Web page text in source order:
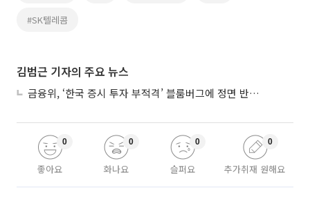
#SK텔레콤
김범근 기자의 주요 뉴스
금융위, ‘한국 증시 투자 부적격’ 블룸버그에 정면 반박…“근거 불분명”
좋아요
0
화나요
0
슬퍼요
0
추가취재 원해요
0